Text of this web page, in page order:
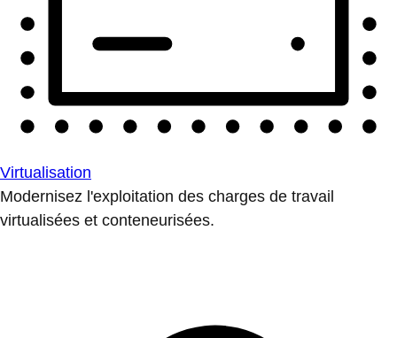
Virtualisation
Modernisez l'exploitation des charges de travail
virtualisées et conteneurisées.